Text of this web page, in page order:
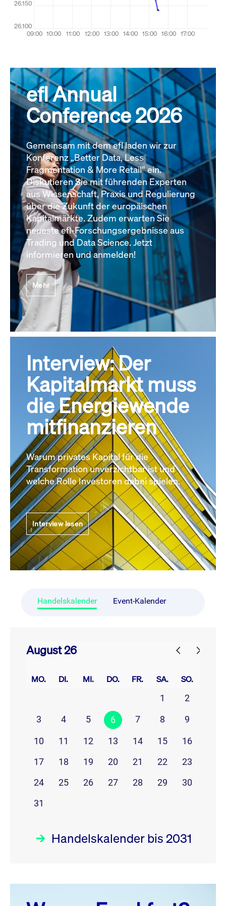
efl Annual
Conference 2026
Gemeinsam mit dem efl laden wir zur
Konferenz „Better Data, Less
Fragmentation & More Retail“ ein.
Diskutieren Sie mit führenden Experten
aus Wissenschaft, Praxis und Regulierung
über die Zukunft der europäischen
Kapitalmärkte. Zudem erwarten Sie
neueste efl-Forschungsergebnisse aus
Trading und Data Science. Jetzt
informieren und anmelden!
Mehr
Interview: Der
Kapitalmarkt muss
die Energiewende
mitfinanzieren
Warum privates Kapital für die
Transformation unverzichtbar ist und
welche Rolle Investoren dabei spielen.
Interview lesen
Handelskalender Event-Kalender
August 26
MO. DI. MI. DO. FR. SA. SO.
1
2
3
4 5 6 7 8 9
10 11 12 13 14 15
16
17
18 19 20 21 22
23
24
25 26 27 28 29
30
31
Handelskalender bis 2031
August 26